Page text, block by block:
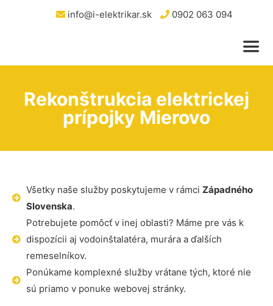
info@i-elektrikar.sk 0902 063 094
Rekonštrukcia elektrickej
prípojky Mierovo
Všetky naše služby poskytujeme v rámci Západného
Slovenska.
Potrebujete pomôcť v inej oblasti? Máme pre vás k
dispozícii aj vodoinštalatéra, murára a ďalších
remeselníkov.
Ponúkame komplexné služby vrátane tých, ktoré nie
sú priamo v ponuke webovej stránky.